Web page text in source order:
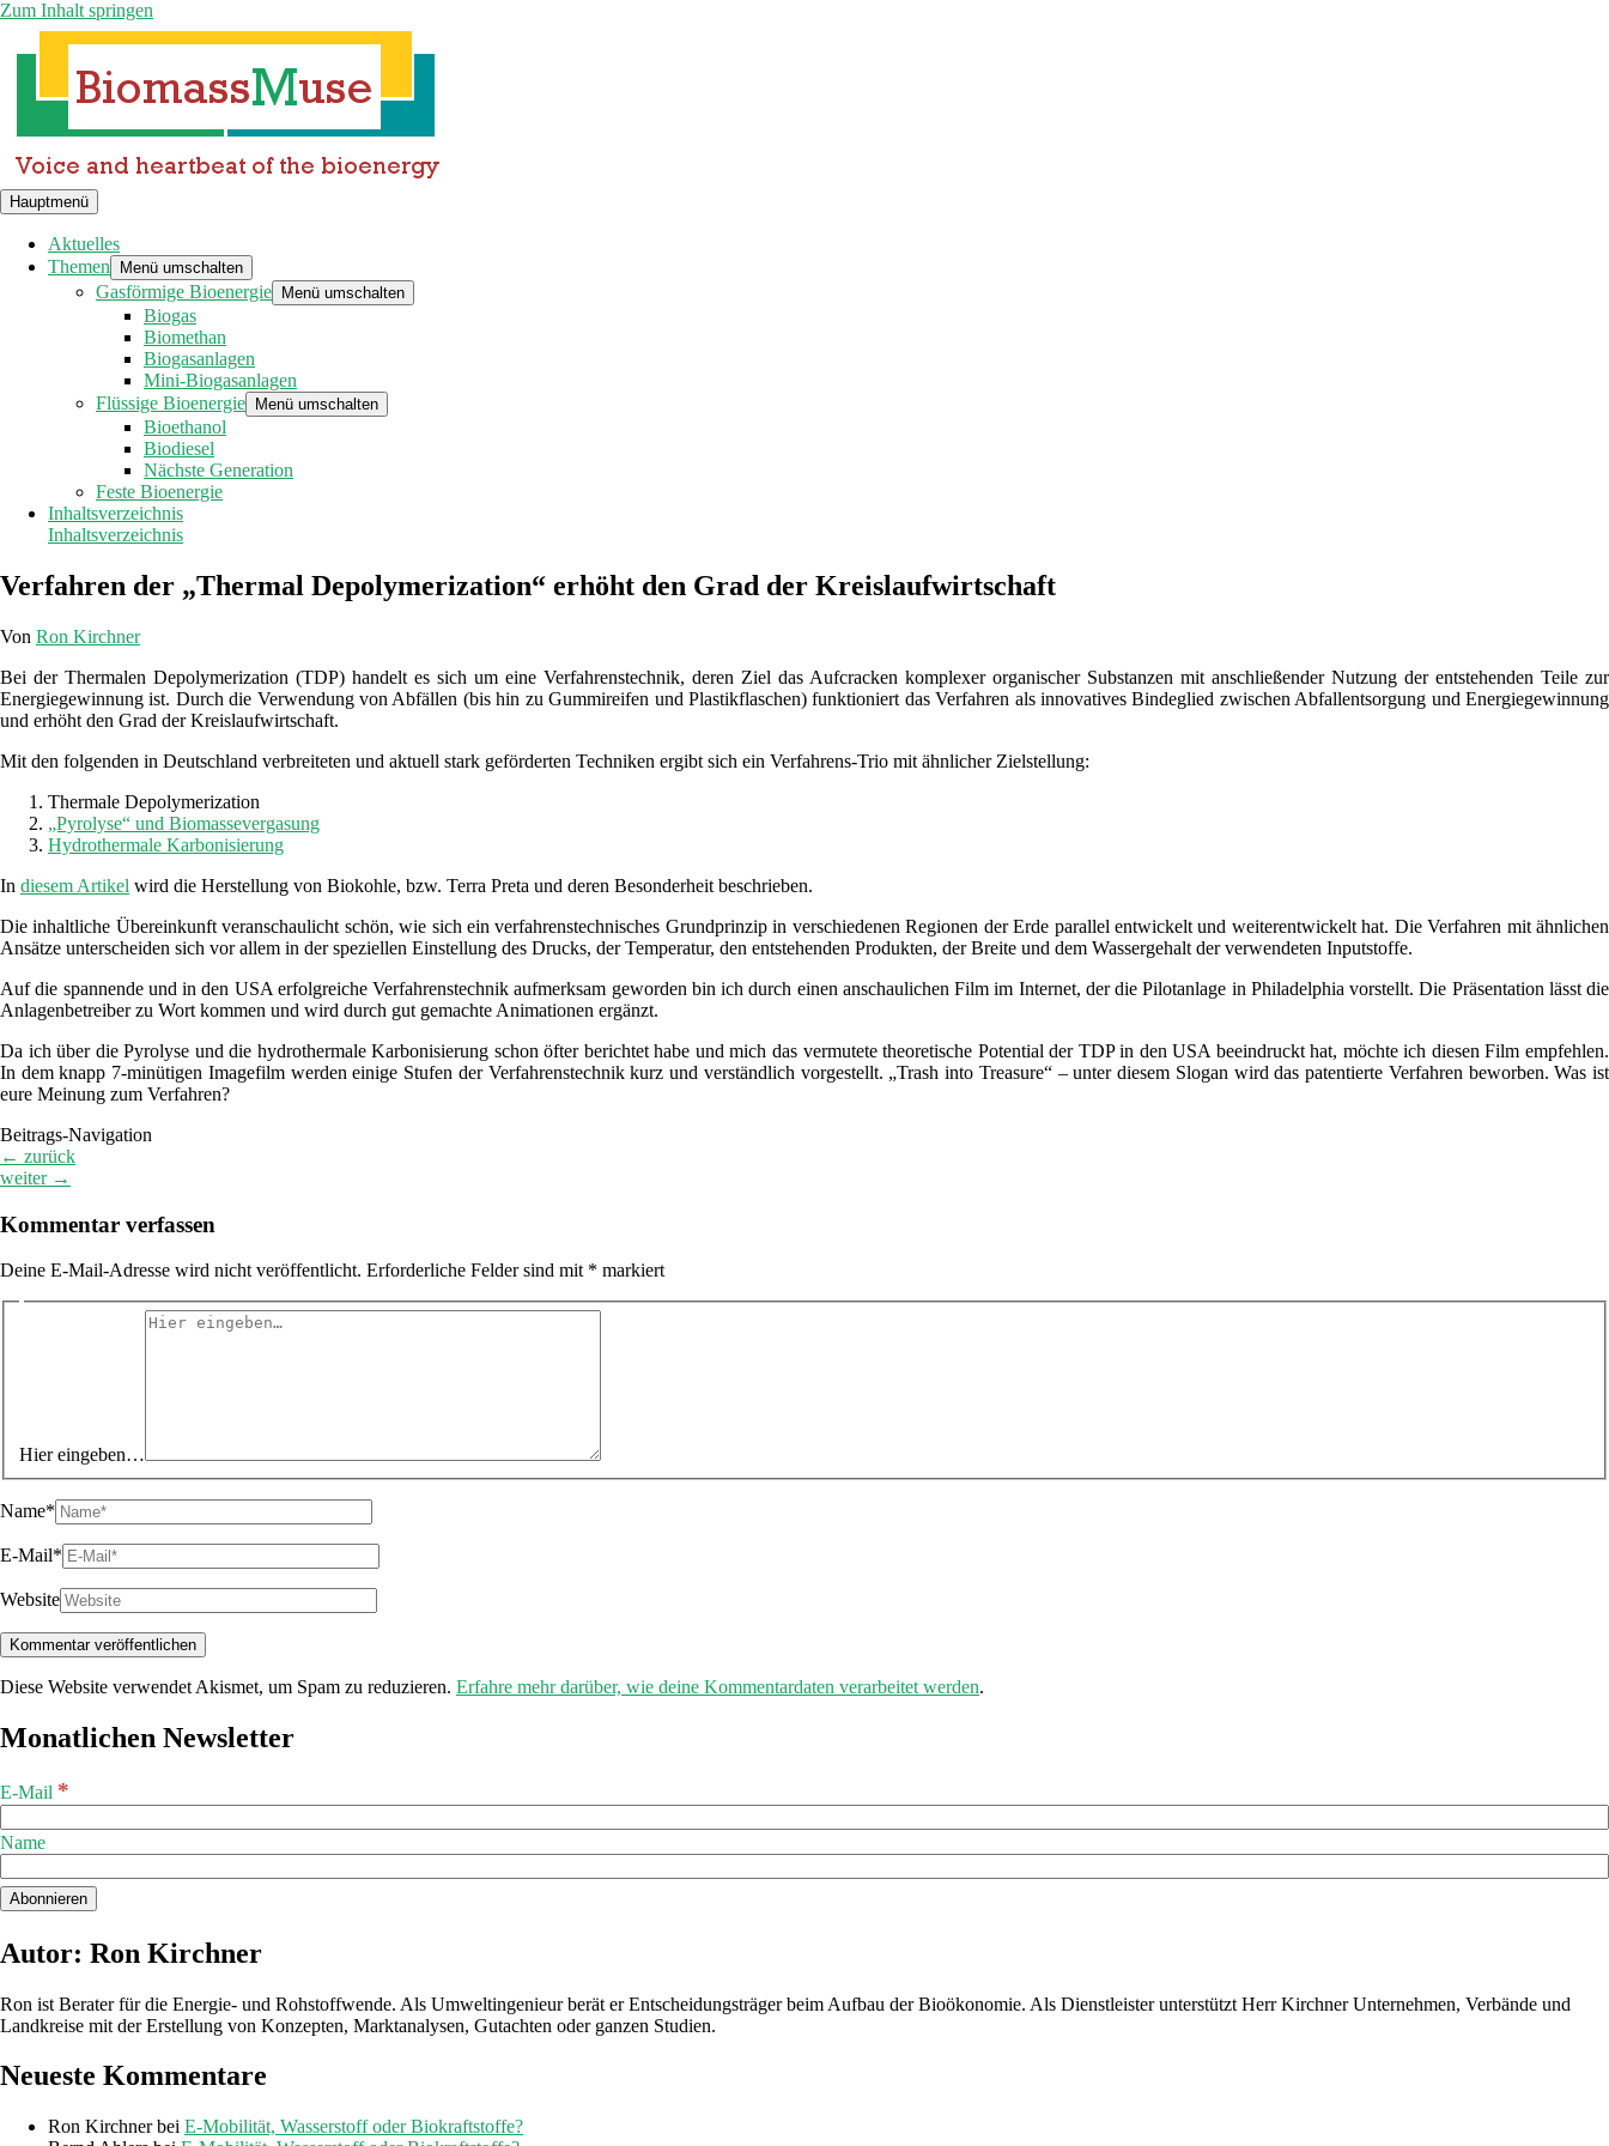
Zum Inhalt springen
Hauptmenü
Aktuelles
Themen
Menü umschalten
Gasförmige Bioenergie Menü umschalten
Biogas
Biomethan
Biogasanlagen
Mini-Biogasanlagen
Flüssige Bioenergie
Menü umschalten
Bioethanol
Biodiesel
Nächste Generation
Feste Bioenergie
Inhaltsverzeichnis
Inhaltsverzeichnis
Verfahren der „Thermal Depolymerization“ erhöht den Grad der Kreislaufwirtschaft
Von Ron Kirchner
Bei der Thermalen Depolymerization (TDP) handelt es sich um eine Verfahrenstechnik, deren Ziel das Aufcracken komplexer organischer Substanzen mit anschließender Nutzung der entstehenden Teile zur
Energiegewinnung ist. Durch die Verwendung von Abfällen (bis hin zu Gummireifen und Plastikflaschen) funktioniert das Verfahren als innovatives Bindeglied zwischen Abfallentsorgung und Energiegewinnung
und erhöht den Grad der Kreislaufwirtschaft.
Mit den folgenden in Deutschland verbreiteten und aktuell stark geförderten Techniken ergibt sich ein Verfahrens-Trio mit ähnlicher Zielstellung:
Thermale Depolymerization
„Pyrolyse“ und Biomassevergasung
Hydrothermale Karbonisierung
In diesem Artikel wird die Herstellung von Biokohle, bzw. Terra Preta und deren Besonderheit beschrieben.
Die inhaltliche Übereinkunft veranschaulicht schön, wie sich ein verfahrenstechnisches Grundprinzip in verschiedenen Regionen der Erde parallel entwickelt und weiterentwickelt hat. Die Verfahren mit ähnlichen
Ansätze unterscheiden sich vor allem in der speziellen Einstellung des Drucks, der Temperatur, den entstehenden Produkten, der Breite und dem Wassergehalt der verwendeten Inputstoffe.
Auf die spannende und in den USA erfolgreiche Verfahrenstechnik aufmerksam geworden bin ich durch einen anschaulichen Film im Internet, der die Pilotanlage in Philadelphia vorstellt. Die Präsentation lässt die
Anlagenbetreiber zu Wort kommen und wird durch gut gemachte Animationen ergänzt.
Da ich über die Pyrolyse und die hydrothermale Karbonisierung schon öfter berichtet habe und mich das vermutete theoretische Potential der TDP in den USA beeindruckt hat, möchte ich diesen Film empfehlen.
In dem knapp 7-minütigen Imagefilm werden einige Stufen der Verfahrenstechnik kurz und verständlich vorgestellt. „Trash into Treasure“ – unter diesem Slogan wird das patentierte Verfahren beworben. Was ist
eure Meinung zum Verfahren?
Beitrags-Navigation
← zurück
weiter →
Kommentar verfassen
Deine E-Mail-Adresse wird nicht veröffentlicht. Erforderliche Felder sind mit * markiert
Hier eingeben…
Name*
E-Mail*
Website
Diese Website verwendet Akismet, um Spam zu reduzieren. Erfahre mehr darüber, wie deine Kommentardaten verarbeitet werden.
Monatlichen Newsletter
E-Mail *
Name
Autor: Ron Kirchner
Ron ist Berater für die Energie- und Rohstoffwende. Als Umweltingenieur berät er Entscheidungsträger beim Aufbau der Bioökonomie. Als Dienstleister unterstützt Herr Kirchner Unternehmen, Verbände und
Landkreise mit der Erstellung von Konzepten, Marktanalysen, Gutachten oder ganzen Studien.
Neueste Kommentare
Ron Kirchnerbei E-Mobilität, Wasserstoff oder Biokraftstoffe?